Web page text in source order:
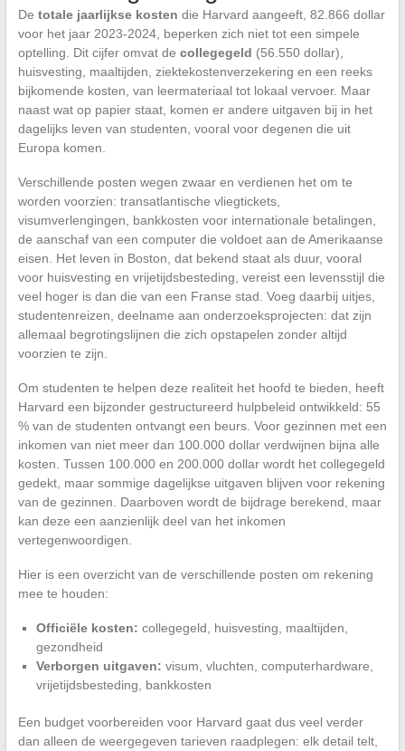
De totale jaarlijkse kosten die Harvard aangeeft, 82.866 dollar
voor het jaar 2023-2024, beperken zich niet tot een simpele
optelling. Dit cijfer omvat de collegegeld (56.550 dollar),
huisvesting, maaltijden, ziektekostenverzekering en een reeks
bijkomende kosten, van leermateriaal tot lokaal vervoer. Maar
naast wat op papier staat, komen er andere uitgaven bij in het
dagelijks leven van studenten, vooral voor degenen die uit
Europa komen.
Verschillende posten wegen zwaar en verdienen het om te
worden voorzien: transatlantische vliegtickets,
visumverlengingen, bankkosten voor internationale betalingen,
de aanschaf van een computer die voldoet aan de Amerikaanse
eisen. Het leven in Boston, dat bekend staat als duur, vooral
voor huisvesting en vrijetijdsbesteding, vereist een levensstijl die
veel hoger is dan die van een Franse stad. Voeg daarbij uitjes,
studentenreizen, deelname aan onderzoeksprojecten: dat zijn
allemaal begrotingslijnen die zich opstapelen zonder altijd
voorzien te zijn.
Om studenten te helpen deze realiteit het hoofd te bieden, heeft
Harvard een bijzonder gestructureerd hulpbeleid ontwikkeld: 55
% van de studenten ontvangt een beurs. Voor gezinnen met een
inkomen van niet meer dan 100.000 dollar verdwijnen bijna alle
kosten. Tussen 100.000 en 200.000 dollar wordt het collegegeld
gedekt, maar sommige dagelijkse uitgaven blijven voor rekening
van de gezinnen. Daarboven wordt de bijdrage berekend, maar
kan deze een aanzienlijk deel van het inkomen
vertegenwoordigen.
Hier is een overzicht van de verschillende posten om rekening
mee te houden:
Officiële kosten: collegegeld, huisvesting, maaltijden,
gezondheid
Verborgen uitgaven: visum, vluchten, computerhardware,
vrijetijdsbesteding, bankkosten
Een budget voorbereiden voor Harvard gaat dus veel verder
dan alleen de weergegeven tarieven raadplegen: elk detail telt,